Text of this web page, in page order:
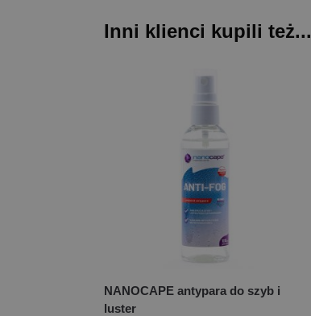
Inni klienci kupili też...
NANOCAPE antypara do szyb i
luster